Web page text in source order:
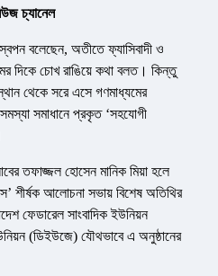
চ্যানেল
বলেছেন, অতীতে ফ্যাসিবাদী ও
দিকে চোখ রাঙিয়ে কথা বলত। কিন্তু
থেকে সরে এসে গণমাধ্যমের
সমাধানে প্রকৃত ‘সহযোগী
তফাজ্জল হোসেন মানিক মিয়া হলে
শীর্ষক আলোচনা সভায় বিশেষ অতিথির
ফেডারেল সাংবাদিক ইউনিয়ন
(ডিইউজে) যৌথভাবে এ অনুষ্ঠানের